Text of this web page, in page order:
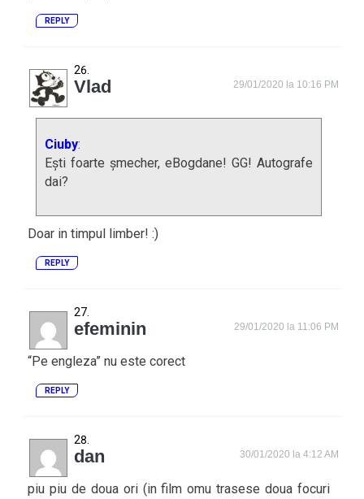
REPLY
Vlad 29/01/2020 la 10:16 PM
Ciuby:
Ești foarte șmecher, eBogdane! GG! Autografe
dai?
Doar in timpul limber! :)
REPLY
efeminin 29/01/2020 la 11:06 PM
“Pe engleza” nu este corect
REPLY
dan 30/01/2020 la 4:12 AM
piu piu de doua ori (in film omu trasese doua focuri